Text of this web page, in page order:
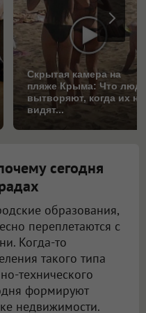
Скрытая камера на
пляже Крыма: Что
вытворяют, когда их не
видят...
сегодня
образования,
переплетаются с
Когда-то
такого типа
технического
формируют
недвижимости.